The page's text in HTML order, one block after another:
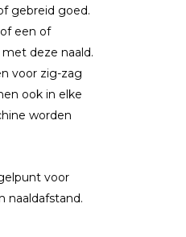
gebreid goed.
een of
deze naald.
voor zig-zag
ook in elke
worden
voor
naaldafstand.